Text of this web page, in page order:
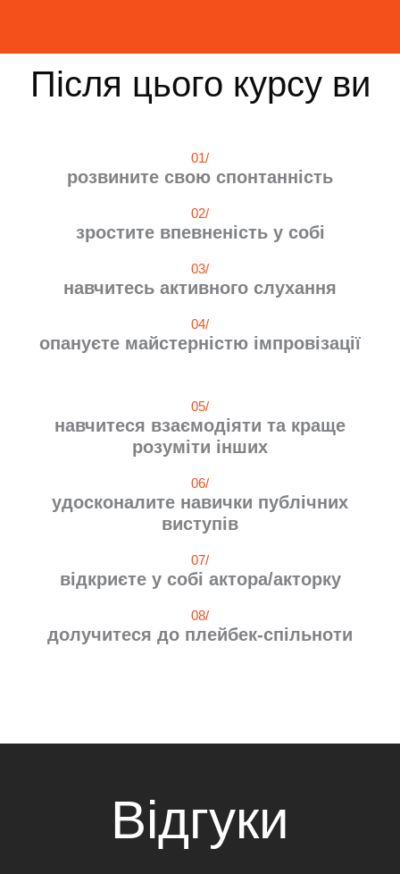
Після цього курсу ви
01/
розвините свою спонтанність
02/
зростите впевненість у собі
03/
навчитесь активного слухання
04/
опануєте майстерністю імпровізації
05/
навчитеся взаємодіяти та краще
розуміти інших
06/
удосконалите навички публічних
виступів
07/
відкриєте у собі актора/акторку
08/
долучитеся до плейбек-спільноти
Відгуки